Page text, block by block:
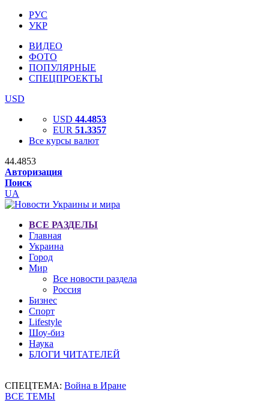
РУС
УКР
ВИДЕО
ФОТО
ПОПУЛЯРНЫЕ
СПЕЦПРОЕКТЫ
USD
USD 44.4853
EUR 51.3357
Все курсы валют
44.4853
Авторизация
Поиск
UA
ВСЕ РАЗДЕЛЫ
Главная
Украина
Город
Мир
Все новости раздела
Россия
Бизнес
Спорт
Lifestyle
Шоу-биз
Наука
БЛОГИ ЧИТАТЕЛЕЙ
СПЕЦТЕМА: Война в Иране
ВСЕ ТЕМЫ